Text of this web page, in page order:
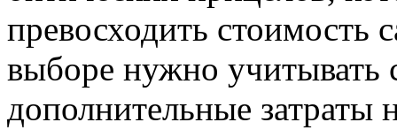
превосходить стоимость
выборе нужно учитывать
дополнительные